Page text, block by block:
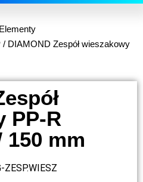
Elementy
/ DIAMOND Zespół wieszakowy
PP-R
150 mm